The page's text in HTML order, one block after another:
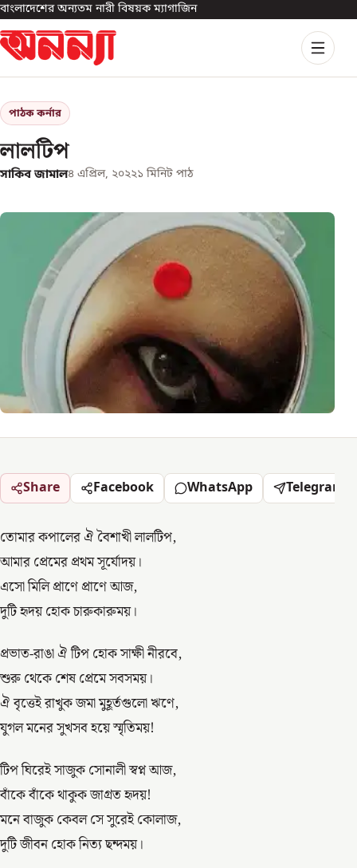
বাংলাদেশের অন্যতম নারী বিষয়ক ম্যাগাজিন
পাঠক কর্নার
লালটিপ
সাকিব জামাল৪ এপ্রিল, ২০২২১ মিনিট পাঠ
Share Facebook WhatsApp Telegram
তোমার কপালের ঐ বৈশাখী লালটিপ,
আমার প্রেমের প্রথম সূর্যোদয়।
এসো মিলি প্রাণে প্রাণে আজ,
দুটি হৃদয় হোক চারুকারুময়।
প্রভাত-রাঙা ঐ টিপ হোক সাক্ষী নীরবে,
শুরু থেকে শেষ প্রেমে সবসময়।
ঐ বৃত্তেই রাখুক জমা মুহূর্তগুলো ঋণে,
যুগল মনের সুখসব হয়ে স্মৃতিময়!
টিপ ঘিরেই সাজুক সোনালী স্বপ্ন আজ,
বাঁকে বাঁকে থাকুক জাগ্রত হৃদয়!
মনে বাজুক কেবল সে সুরেই কোলাজ,
দুটি জীবন হোক নিত্য ছন্দময়।